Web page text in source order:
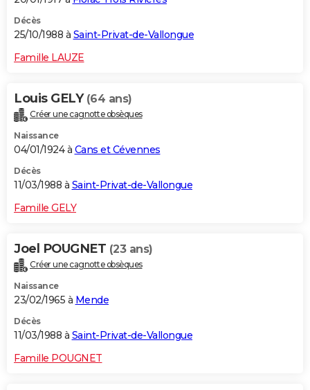
Décès
25/10/1988 à Saint-Privat-de-Vallongue
Famille LAUZE
Louis GELY (64 ans)
Créer une cagnotte obsèques
Naissance
04/01/1924 à Cans et Cévennes
Décès
11/03/1988 à Saint-Privat-de-Vallongue
Famille GELY
Joel POUGNET (23 ans)
Créer une cagnotte obsèques
Naissance
23/02/1965 à Mende
Décès
11/03/1988 à Saint-Privat-de-Vallongue
Famille POUGNET